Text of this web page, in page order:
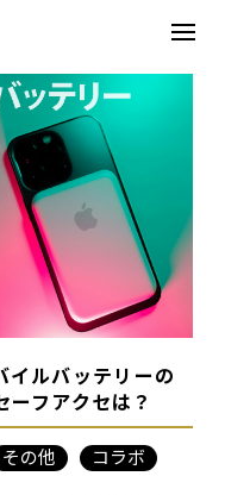
ルバッテリーの
フアクセは？
その他 コラボ